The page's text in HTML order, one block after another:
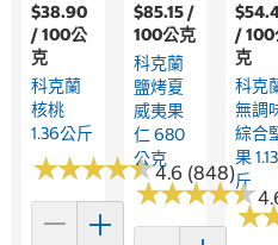
$38.90
/ 100公
克
科克蘭
核桃
1.36公斤
★★★★★
★★★★★4.6 (848)
$85.15 /
100公克
科克蘭
鹽烤夏
威夷果
仁 680
公克
★★★★★
★★★★★
/ 100
克
科克
無調
綜合
果
斤
★
★